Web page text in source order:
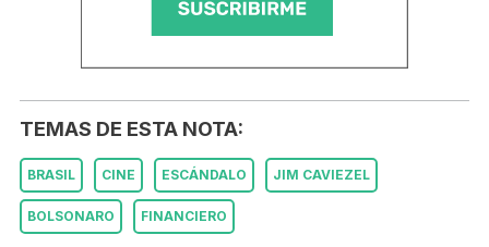
TEMAS DE ESTA NOTA:
BRASIL CINE ESCÁNDALO JIM CAVIEZEL
BOLSONARO FINANCIERO